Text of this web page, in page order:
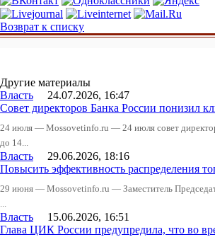
Возврат к списку
Другие материалы
Власть 24.07.2026, 16:47
Совет директоров Банка России понизил
24 июля — Mossovetinfo.ru — 24 июля совет
до 14...
Власть 29.06.2026, 18:16
Повысить эффективность распределения
29 июня — Mossovetinfo.ru — Заместитель
...
Власть 15.06.2026, 16:51
Глава ЦИК России предупредила, что во